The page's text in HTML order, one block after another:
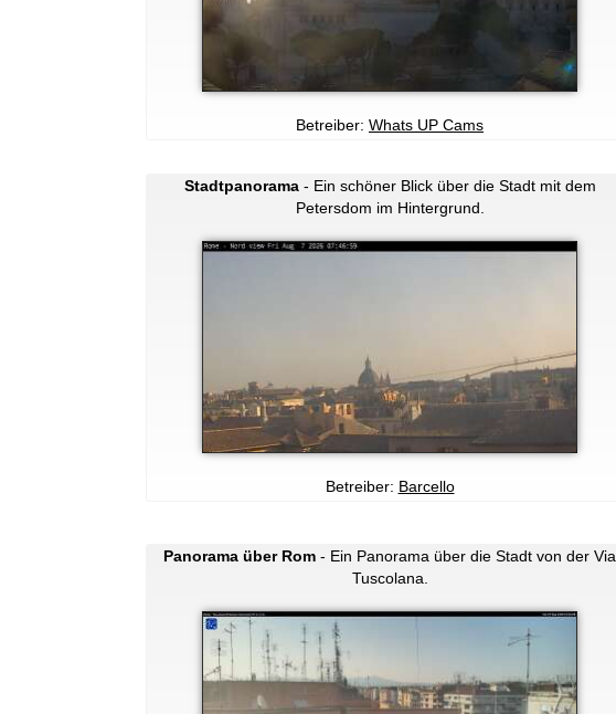
Betreiber: Whats UP Cams
Stadtpanorama- Ein schöner Blick über die Stadt mit dem
Petersdom im Hintergrund.
Betreiber: Barcello
Panorama über Rom - Ein Panorama über die Stadt von der Via
Tuscolana.